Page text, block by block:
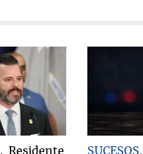
Residente SUCESOS